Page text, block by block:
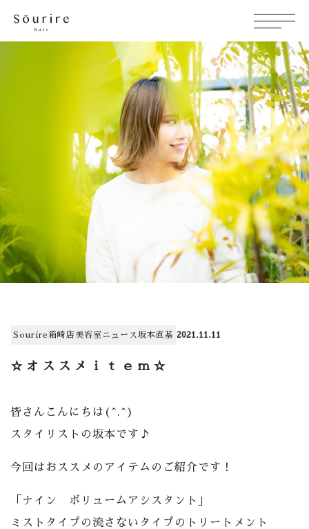
Sourire箱崎店 美容室ニュース 坂本直基 2021.11.11
☆オススメｉｔｅｍ☆
皆さんこんにちは(^.^)
スタイリストの坂本です♪
今回はおススメのアイテムのご紹介です！
「ナイン ボリュームアシスタント」
ミストタイプの流さないタイプのトリートメント